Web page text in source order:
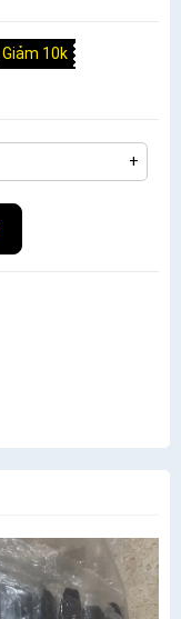
Giảm 10k
+